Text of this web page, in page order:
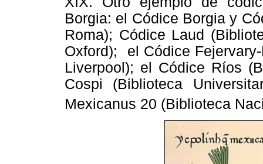
Borgia: el Códice Borgia y
Roma); Códice Laud
Oxford); el Códice
Liverpool); el Códice Ríos
Cospi (Biblioteca
Mexicanus 20 (Biblioteca